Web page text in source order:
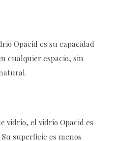
Opacid es su capacidad
cualquier espacio, sin
vidrio, el vidrio Opacid es
superficie es menos